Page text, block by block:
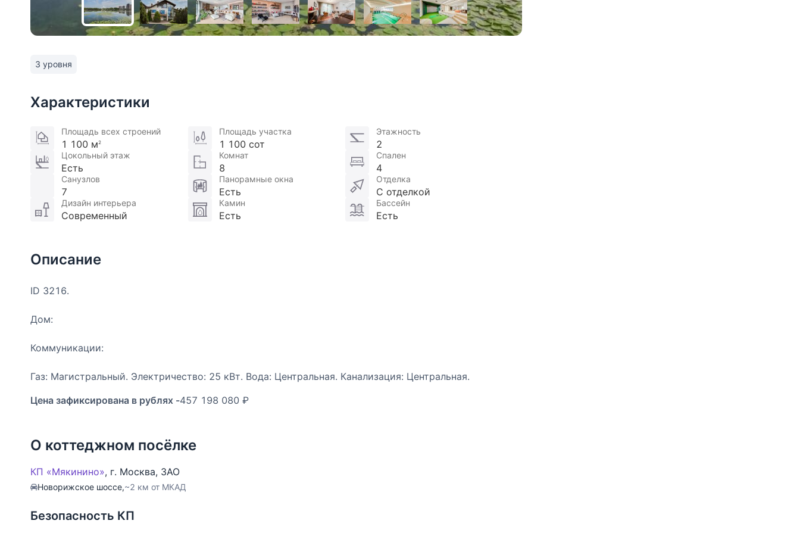
3 уровня
Характеристики
Площадь всех строений
1 100 м 2
Площадь участка
1 100 сот
Этажность
2
Цокольный этаж
Есть
Комнат
8
Спален
4
Санузлов
7
Панорамные окна
Есть
Отделка
С отделкой
Дизайн интерьера
Современный
Камин
Есть
Бассейн
Есть
Описание
ID 3216.
Дом:
Коммуникации:
Газ: Магистральный. Электричество: 25 кВт. Вода: Центральная. Канализация: Центральная.
Цена зафиксирована в рублях -457 198 080 ₽
О коттеджном посёлке
КП «Мякинино», г. Москва, ЗАО
Новорижское шоссе,~2 км от МКАД
Безопасность КП